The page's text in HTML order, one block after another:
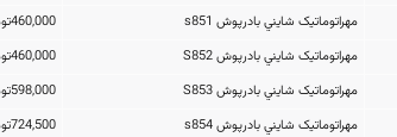
مهراتوماتیک شايني بادرپوش s851
مهراتوماتیک شايني بادرپوش S852
مهراتوماتیک شايني بادرپوش S853
مهراتوماتیک شايني بادرپوش s854